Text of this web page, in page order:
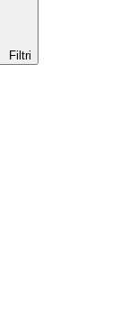
Filtri